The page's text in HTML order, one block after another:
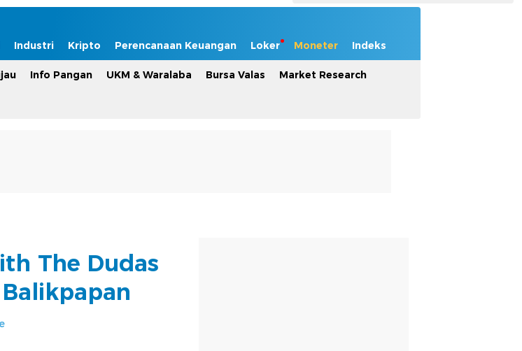
Industri Kripto Perencanaan Keuangan Loker Moneter Indeks
Info Pangan UKM & Waralaba Bursa Valas Market Research
The Dudas